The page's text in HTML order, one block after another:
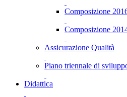
Composizione
Composizione
Assicurazione Qualità
Piano triennale di
Didattica